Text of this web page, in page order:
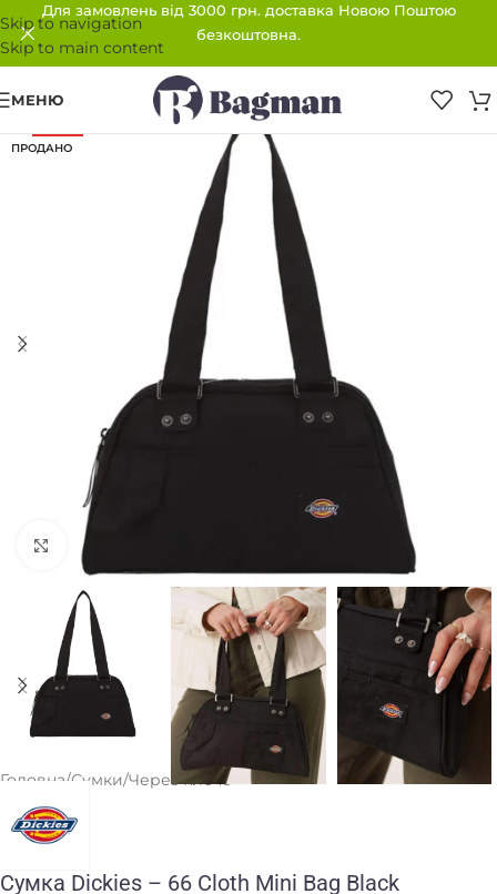
Skip to navigation
Skip to main content
Для замовлень від 3000 грн. доставка Новою Поштою
безкоштовна.
МЕНЮ
ПРОДАНО
Клацніть, щоб збільшити
Головна/Сумки/Через плече
Сумка Dickies – 66 Cloth Mini Bag Black